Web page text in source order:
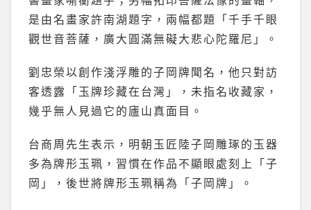
是由名畫家許南湖題字，兩幅都題「千手千眼
觀世音菩薩，廣大圓滿無礙大悲心陀羅尼」。
劉忠榮以創作淺浮雕的子岡牌聞名，他只對訪
客透露「玉牌珍藏在台灣」，未指名收藏家，
幾乎無人見過它的廬山真面目。
台商周先生表示，明朝玉匠陸子岡雕琢的玉器
多為牌形玉珮，習慣在作品不顯眼處刻上「子
岡」，後世將牌形玉珮稱為「子岡牌」。